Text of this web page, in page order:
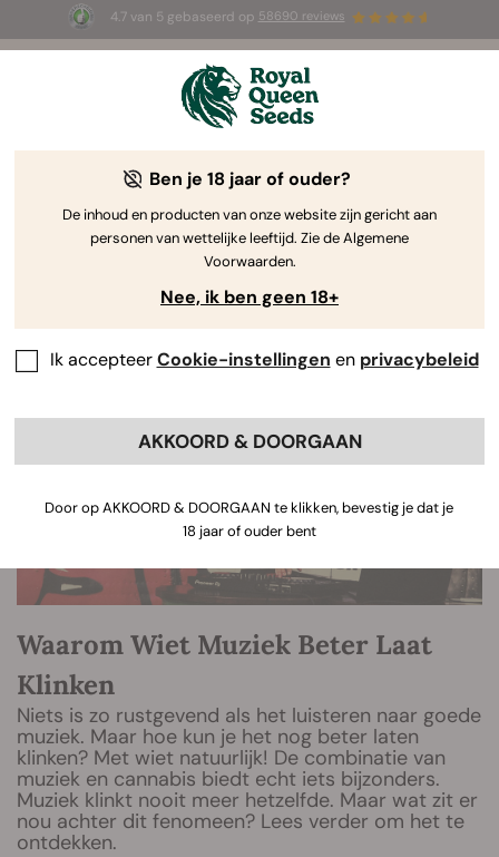
4.7 van 5 gebaseerd op 58690 reviews
3 White Widow Auto zaadjesGRATIS voor de
The RQS Blog
Cannabis Lifestyle Blogs
Waarom Wiet Muziek Beter Laat
Klinken
Niets is zo rustgevend als het luisteren naar goede
muziek. Maar hoe kun je het nog beter laten
klinken? Met wiet natuurlijk! De combinatie van
muziek en cannabis biedt echt iets bijzonders.
Muziek klinkt nooit meer hetzelfde. Maar wat zit er
nou achter dit fenomeen? Lees verder om het te
ontdekken.
Ben je 18 jaar of ouder?
De inhoud en producten van onze website zijn gericht aan
personen van wettelijke leeftijd. Zie de Algemene
Voorwaarden.
Nee, ik ben geen 18+
Ik accepteerCookie-instellingen en privacybeleid
AKKOORD & DOORGAAN
Door op AKKOORD & DOORGAAN te klikken, bevestig je dat je
18 jaar of ouder bent